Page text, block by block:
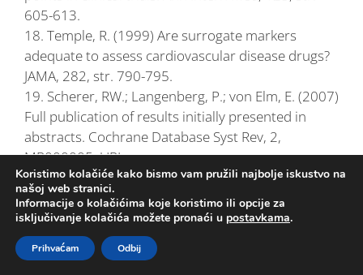
605-613.
18. Temple, R. (1999) Are surrogate markers
adequate to assess cardiovascular disease drugs?
JAMA, 282, str. 790-795.
19. Scherer, RW.; Langenberg, P.; von Elm, E. (2007)
Full publication of results initially presented in
abstracts. Cochrane Database Syst Rev, 2,
MR000005. URL:
https://www.ncbi.nlm.nih.gov/pubmed/17443628
(2019-10-3)
20. Bekelman, JE.; Li, Y.; Gross, CP. (2003) Scope
and impact of financial conflict of interest in
biomedical research: a systematic review. JAMA,
Koristimo kolačiće kako bismo vam pružili najbolje iskustvo na
našoj web stranici.
Informacije o kolačićima koje koristimo ili opcije za
isključivanje kolačića možete pronaći u postavkama.
Prihvaćam Odbij